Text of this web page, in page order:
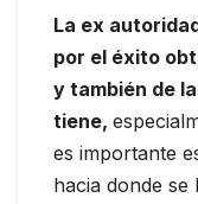
La ex
por el éxito
y también de
tiene,
es importante
hacia donde se